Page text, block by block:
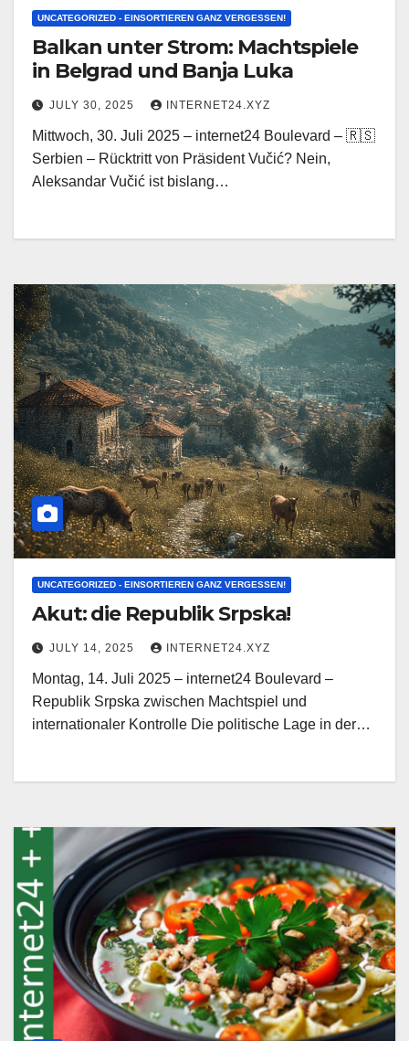
UNCATEGORIZED - EINSORTIEREN GANZ VERGESSEN!
Balkan unter Strom: Machtspiele
in Belgrad und Banja Luka
JULY 30, 2025 INTERNET24.XYZ
Mittwoch, 30. Juli 2025 – internet24 Boulevard – 🇷🇸
Serbien – Rücktritt von Präsident Vučić? Nein,
Aleksandar Vučić ist bislang…
UNCATEGORIZED - EINSORTIEREN GANZ VERGESSEN!
Akut: die Republik Srpska!
JULY 14, 2025 INTERNET24.XYZ
Montag, 14. Juli 2025 – internet24 Boulevard –
Republik Srpska zwischen Machtspiel und
internationaler Kontrolle Die politische Lage in der…